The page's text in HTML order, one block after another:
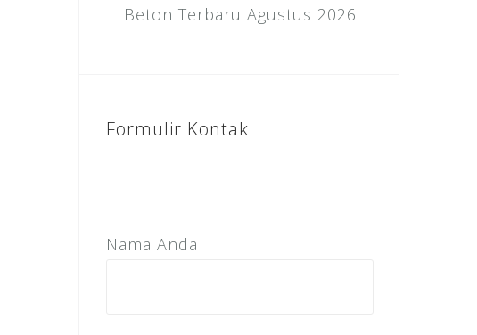
Beton Terbaru Agustus 2026
Formulir Kontak
Nama Anda